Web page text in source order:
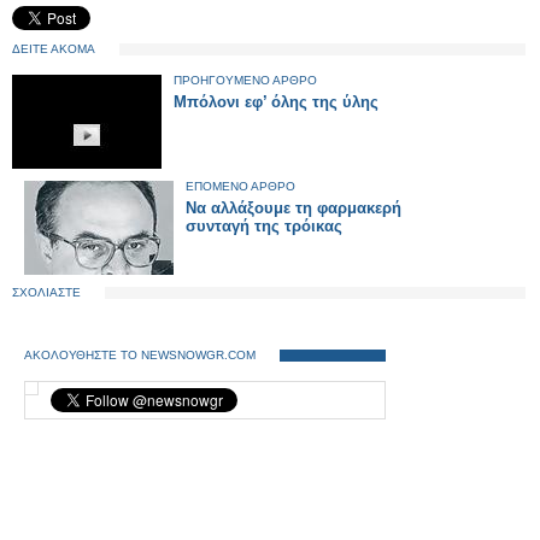
ΔΕΙΤΕ ΑΚΟΜΑ
ΠΡΟΗΓΟΥΜΕΝΟ ΑΡΘΡΟ
Μπόλονι εφ’ όλης της ύλης
ΕΠΟΜΕΝΟ ΑΡΘΡΟ
Να αλλάξουμε τη φαρμακερή
συνταγή της τρόικας
ΣΧΟΛΙΑΣΤΕ
ΑΚΟΛΟΥΘΗΣΤΕ ΤΟ NEWSNOWGR.COM